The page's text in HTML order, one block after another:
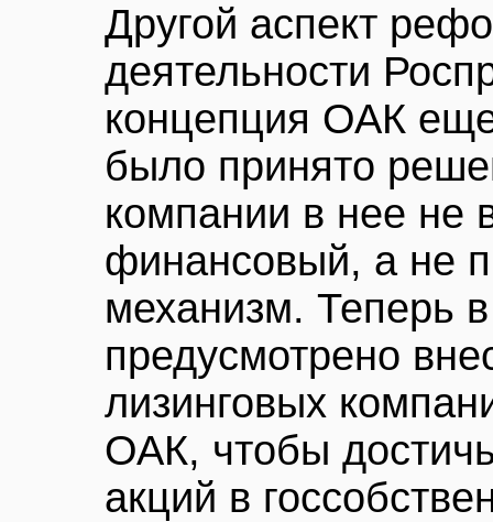
Другой аспект
деятельности
концепция ОАК
было принято
компании в нее не
финансовый, а не
механизм. Теперь
предусмотрено
лизинговых
ОАК, чтобы
акций в